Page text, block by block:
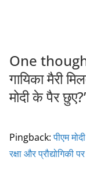
One
गायिका मैरी
मोदी के पैर छुए?
Pingback:पीएम
रक्षा और प्रौद्योगिकी